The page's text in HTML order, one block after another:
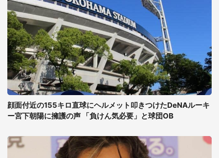
顔面付近の155キロ直球にヘルメット叩きつけたDeNAルーキ
ー宮下朝陽に擁護の声 「負けん気必要」と球団OB